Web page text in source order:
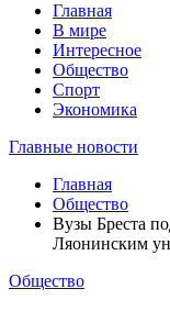
Главная
В мире
Интересное
Общество
Спорт
Экономика
Главные новости
Главная
Общество
Вузы Бреста
Ляонинским
Общество